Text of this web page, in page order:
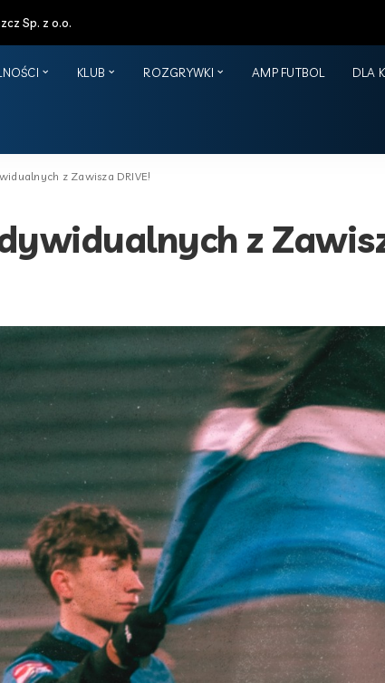
Sp. z o.o.
KLUB ROZGRYWKI AMP FUTBOL DLA
z Zawisza DRIVE!
z